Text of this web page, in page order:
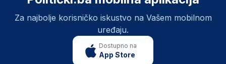
Za najbolje korisničko iskustvo na Vašem mobilnom
uređaju.
Dostupno na
App Store